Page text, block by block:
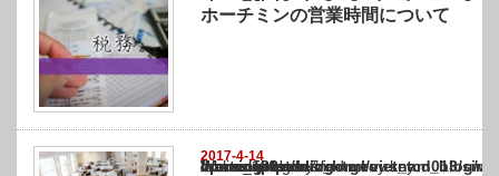
ホーチミンの営業時間について
2017-4-14
Warning
: Undefined array key "show_category" in
/home/netst/kuno-cpa.co.jp/public_html/vietnam_blog/wp-content/themes/
on line183